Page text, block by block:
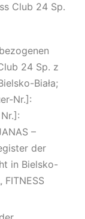
Club 24 Sp.
24 Sp. z
Biała;
Nr.]:
–
der
in Bielsko-
FITNESS